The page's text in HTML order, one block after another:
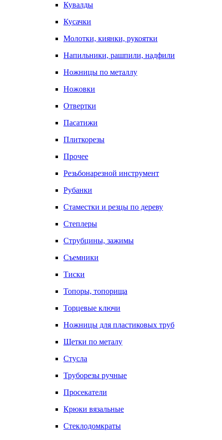
Кувалды
Кусачки
Молотки, киянки, рукоятки
Напильники, рашпили, надфили
Ножницы по металлу
Ножовки
Отвертки
Пасатижи
Плиткорезы
Прочее
Резьбонарезной инструмент
Рубанки
Стаместки и резцы по дереву
Степлеры
Струбцины, зажимы
Съемники
Тиски
Топоры, топорища
Торцевые ключи
Ножницы для пластиковых труб
Щетки по металу
Стусла
Труборезы ручные
Просекатели
Крюки вязальные
Стеклодомкраты